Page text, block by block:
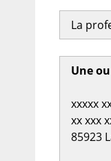
La
Une
xxxxx
xx xxx
85923